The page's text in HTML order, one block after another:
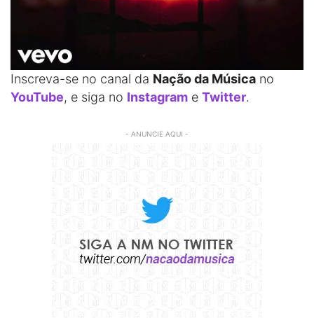
Inscreva-se no canal da Nação da Música no
YouTube, e siga no Instagram e Twitter.
- ANUNCIE AQUI -